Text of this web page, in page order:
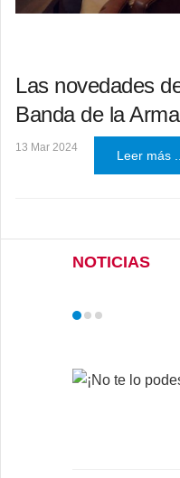
Las novedades
Banda de la
13 Mar 2024
Leer más ...
NOTICIAS